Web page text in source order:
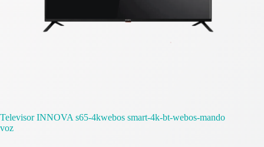
Televisor INNOVA s65-4kwebos smart-4k-bt-webos-mando
voz